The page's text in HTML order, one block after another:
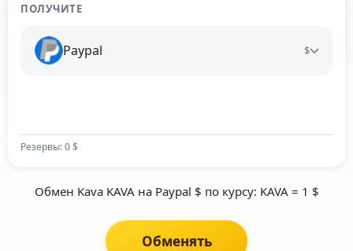
ПОЛУЧИТЕ
Paypal $
Резервы: 0 $
Обмен Kava KAVA на Paypal $ по курсу: KAVA = 1 $
Обменять